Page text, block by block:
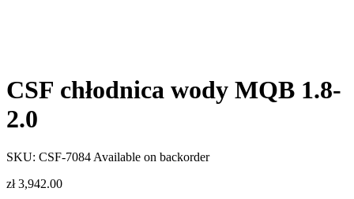
CSF chłodnica wody MQB 1.8-
2.0
SKU: CSF-7084 Available on backorder
zł3,942.00